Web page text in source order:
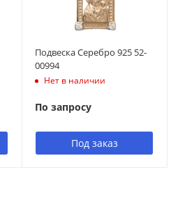
Подвеска Серебро 925 52-
00994
Нет в наличии
По запросу
Под заказ